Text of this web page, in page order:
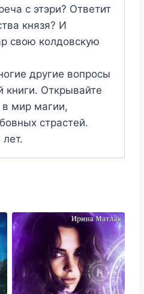
с этэри? Ответит
князя? И
свою колдовскую
другие вопросы
книги. Открывайте
в мир магии,
страстей.